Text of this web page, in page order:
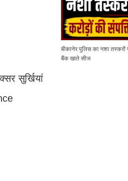
सुर्खियां
बीकानेर पुलिस का नशा तस्करों
बैंक खाते सीज